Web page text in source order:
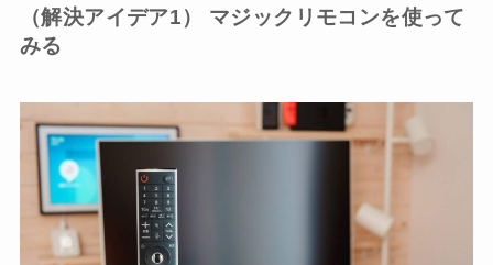
（解決アイデア1） マジックリモコンを使って
みる